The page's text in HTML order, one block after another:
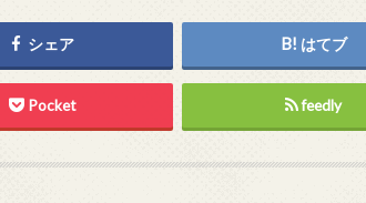
シェア はてブ
Pocket feedly